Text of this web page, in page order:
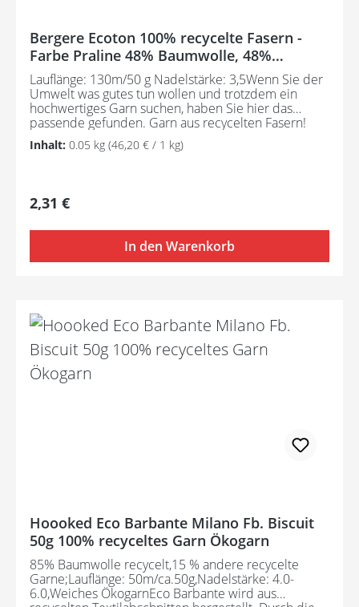
Bergere Ecoton 100% recycelte Fasern -
Farbe Praline 48% Baumwolle, 48%
Polyacryl, 4% Div. Fasern
Lauflänge: 130m/50 g Nadelstärke: 3,5Wenn Sie der
Umwelt was gutes tun wollen und trotzdem ein
hochwertiges Garn suchen, haben Sie hier das
passende gefunden. Garn aus recycelten Fasern!
Pflegeanleitung:Waschbar bei 30°C - sehr schonend
/ Wolle(Wollschleudern / nicht schleudern)
Inhalt: 0.05 kg (46,20 € / 1 kg)
Regulärer Preis:
2,31 €
In den Warenkorb
Hoooked Eco Barbante Milano Fb. Biscuit
50g 100% recyceltes Garn Ökogarn
85% Baumwolle recycelt,15 % andere recycelte
Garne;Lauflänge: 50m/ca.50g,Nadelstärke: 4.0-
6.0,Weiches ÖkogarnEco Barbante wird aus